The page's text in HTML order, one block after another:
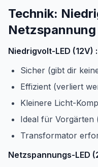
Technik:
Netzspannung
Niedrigvolt-LED (12V) :
Sicher (gibt dir
Effizient (verliert
Kleinere Licht-
Ideal für Vorgärten
Transformator
Netzspannungs-LED